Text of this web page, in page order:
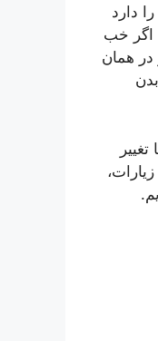
دارد
اگر خب
در همان